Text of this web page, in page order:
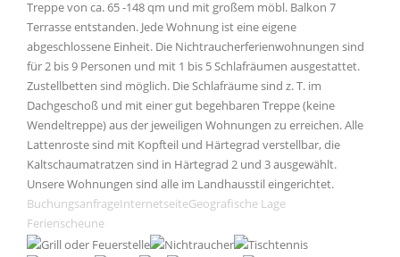
Treppe von ca. 65 -148 qm und mit großem möbl. Balkon 7
Terrasse entstanden. Jede Wohnung ist eine eigene
abgeschlossene Einheit. Die Nichtraucherferienwohnungen sind
für 2 bis 9 Personen und mit 1 bis 5 Schlafräumen ausgestattet.
Zustellbetten sind möglich. Die Schlafräume sind z. T. im
Dachgeschoß und mit einer gut begehbaren Treppe (keine
Wendeltreppe) aus der jeweiligen Wohnungen zu erreichen. Alle
Lattenroste sind mit Kopfteil und Härtegrad verstellbar, die
Kaltschaumatratzen sind in Härtegrad 2 und 3 ausgewählt.
Unsere Wohnungen sind alle im Landhausstil eingerichtet.
BuchungsanfrageInternetseiteGeografische Lage
Ferienscheune